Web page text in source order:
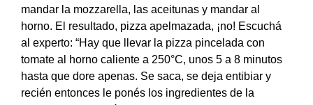
mandar la mozzarella, las aceitunas y mandar al
horno. El resultado, pizza apelmazada, ¡no! Escuchá
al experto: “Hay que llevar la pizza pincelada con
tomate al horno caliente a 250°C, unos 5 a 8 minutos
hasta que dore apenas. Se saca, se deja entibiar y
recién entonces le ponés los ingredientes de la